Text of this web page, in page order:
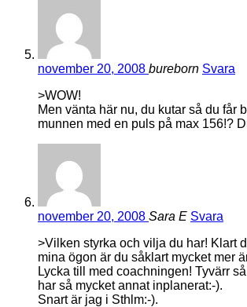
november 20, 2008 bureborn Svara
>WOW!
Men vänta här nu, du kutar så du får
munnen med en puls på max 156!?
november 20, 2008 Sara E Svara
>Vilken styrka och vilja du har! Klart
mina ögon är du såklart mycket mer
Lycka till med coachningen! Tyvärr
har så mycket annat inplanerat:-).
Snart är jag i Sthlm:-).